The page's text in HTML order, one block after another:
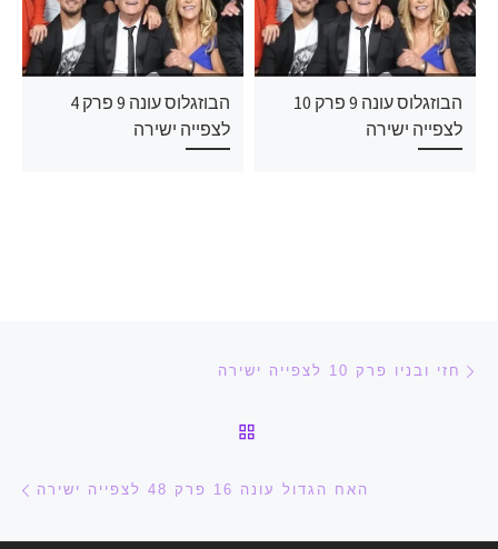
הבוזגלוס עונה 9 פרק 4
לצפייה ישירה
הבוזגלוס עונה 9 פרק 10
לצפייה ישירה
ניווט בפוסטים
חזי ובניו פרק 10 לצפייה ישירה
חזרה לרשימת הפוסטים
האח הגדול עונה 16 פרק 48 לצפייה ישירה